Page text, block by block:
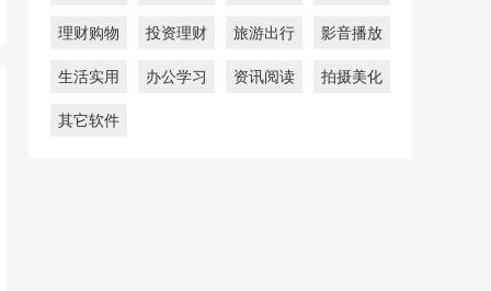
理财购物 投资理财 旅游出行 影音播放
生活实用 办公学习 资讯阅读 拍摄美化
其它软件